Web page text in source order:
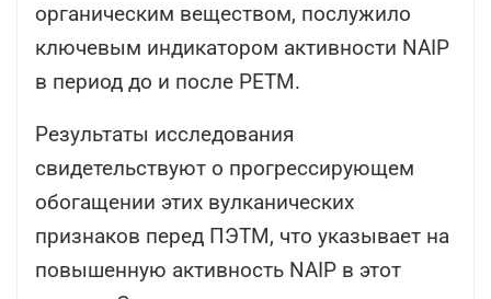
органическим веществом, послужило
ключевым индикатором активности NAIP
в период до и после PETM.
Результаты исследования
свидетельствуют о прогрессирующем
обогащении этих вулканических
признаков перед ПЭТМ, что указывает на
повышенную активность NAIP в этот